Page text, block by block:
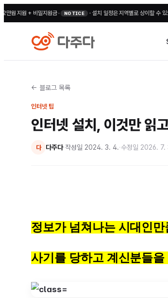
원 + 비밀지원금• NOTICE ·설치 일정은 지역별로 상이할 수 있으니 상
← 블로그 목록
인터넷 팁
인터넷 설치, 이것만 읽
다 다주다·작성일 2024. 3. 4.·수정일 2026. 7.
정보가 넘쳐나는 시대인
사기를 당하고 계신분들